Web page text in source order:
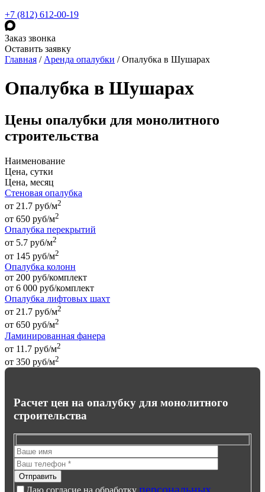
+7 (812) 612-00-19
Заказ звонка
Оставить заявку
Главная / Аренда опалубки /Опалубка в Шушарах
Опалубка в Шушарах
Цены опалубки для монолитного
строительства
Наименование
Цена, сутки
Цена, месяц
Стеновая опалубка
от 21.7 руб/м2
от 650 руб/м2
Опалубка перекрытий
от 5.7 руб/м2
от 145 руб/м2
Опалубка колонн
от 200 руб/комплект
от 6 000 руб/комплект
Опалубка лифтовых шахт
от 21.7 руб/м2
от 650 руб/м2
Ламинированная фанера
от 11.7 руб/м2
от 350 руб/м2
Расчет цен на опалубку для монолитного
строительства
персональных